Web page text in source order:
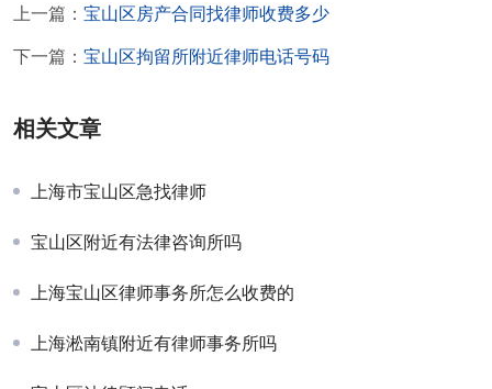
上一篇： 宝山区房产合同找律师收费多少
下一篇： 宝山区拘留所附近律师电话号码
相关文章
上海市宝山区急找律师
宝山区附近有法律咨询所吗
上海宝山区律师事务所怎么收费的
上海淞南镇附近有律师事务所吗